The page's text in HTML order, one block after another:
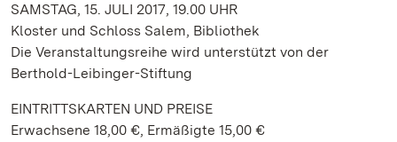
SAMSTAG, 15. JULI 2017, 19.00 UHR
Kloster und Schloss Salem, Bibliothek
Die Veranstaltungsreihe wird unterstützt von der
Berthold-Leibinger-Stiftung
EINTRITTSKARTEN UND PREISE
Erwachsene 18,00 €, Ermäßigte 15,00 €